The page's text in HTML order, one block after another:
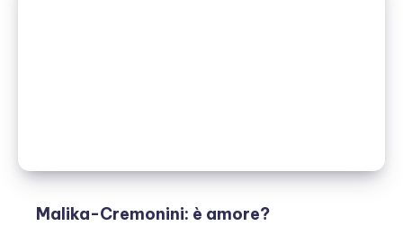
Malika-Cremonini: è amore?